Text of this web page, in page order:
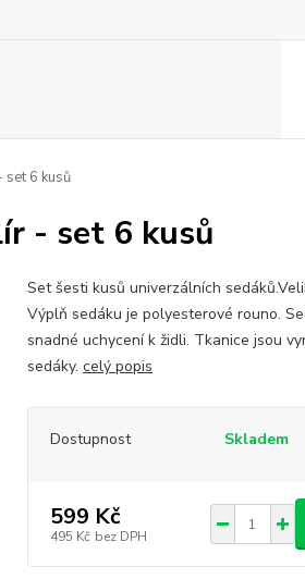
set 6 kusů
- set 6 kusů
Set šesti kusů univerzálních
Výplň sedáku je polyesterové rouno.
snadné uchycení k židli. Tkanice jsou
sedáky. celý popis
Dostupnost Skladem
599 Kč
495 Kč bez DPH